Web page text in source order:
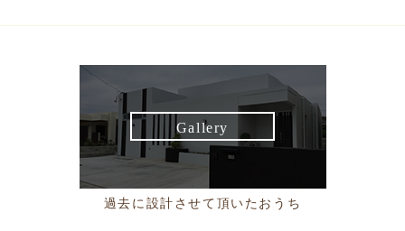
Gallery
過去に設計させて頂いたおうち